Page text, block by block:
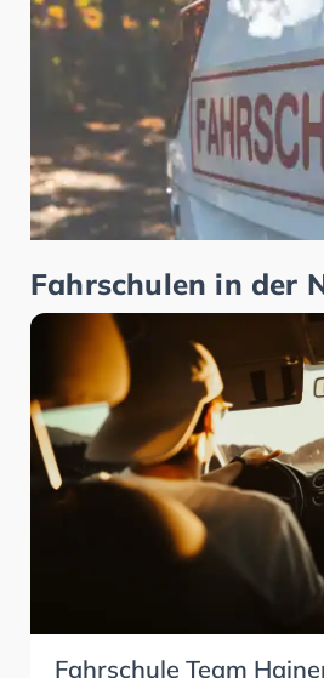
Fahrschulen in der
Fahrschule Team